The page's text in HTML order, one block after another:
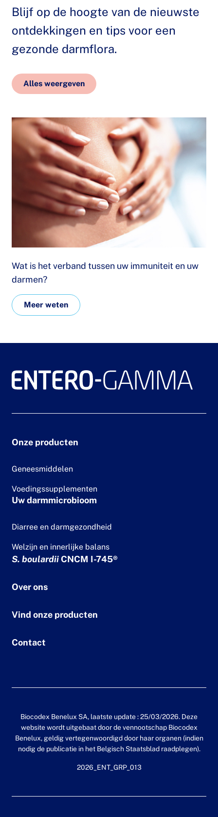
Blijf op de hoogte van de nieuwste
ontdekkingen en tips voor een
gezonde darmflora.
Alles weergeven
Wat is het verband tussen uw immuniteit en uw
darmen?
Meer weten
Onze producten
Geneesmiddelen
Voedingssupplementen
Uw darmmicrobioom
Diarree en darmgezondheid
Welzijn en innerlijke balans
S. boulardiiCNCM I-745®
Over ons
Vind onze producten
Contact
Biocodex Benelux SA, laatste update : 25/03/2026. Deze
website wordt uitgebaat door de vennootschap Biocodex
Benelux, geldig vertegenwoordigd door haar organen (indien
nodig de publicatie in het Belgisch Staatsblad raadplegen).
2026_ENT_GRP_013